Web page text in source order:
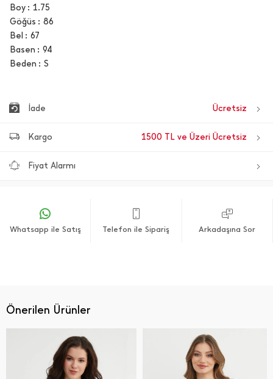
Boy
1.75
Göğüs
86
Bel
67
Basen
94
Beden
S
İade Ücretsiz
Kargo 1500 TL ve Üzeri Ücretsiz
Fiyat Alarmı
Whatsapp ile Satış Telefon ile Sipariş Arkadaşına Sor
Önerilen Ürünler